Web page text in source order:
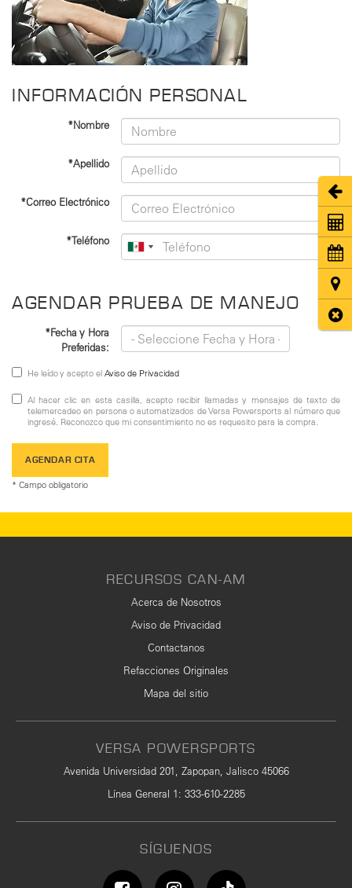
INFORMACIÓN PERSONAL
*Nombre
*Apellido
*Correo Electrónico
*Teléfono
AGENDAR PRUEBA DE MANEJO
*Fecha y Hora
Preferidas:
He leído y acepto el Aviso de Privacidad
Al hacer clic en esta casilla, acepto recibir llamadas y mensajes de texto de
telemercadeo en persona o automatizados de Versa Powersports al número que
ingresé. Reconozco que mi consentimiento no es requesito para la compra.
AGENDAR CITA
* Campo obligatorio
RECURSOS CAN-AM
Acerca de Nosotros
Aviso de Privacidad
Contactanos
Refacciones Originales
Mapa del sitio
VERSA POWERSPORTS
Avenida Universidad 201, Zapopan, Jalisco 45066
Línea General 1: 333-610-2285
SÍGUENOS